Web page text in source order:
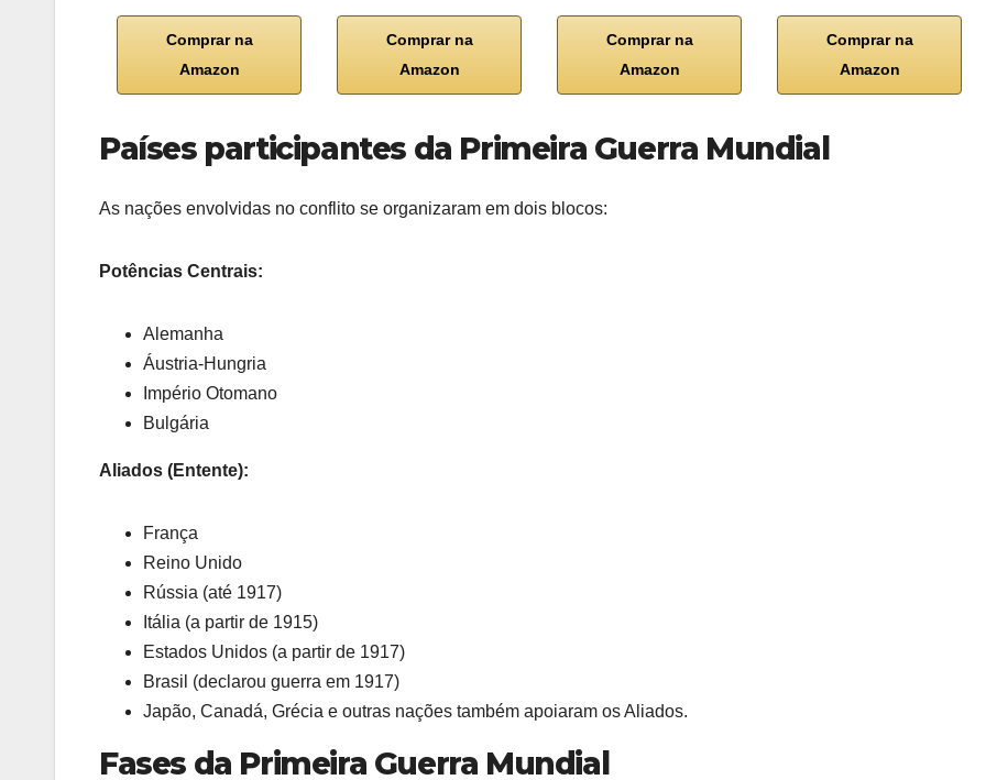
Comprar na
Amazon
Comprar na
Amazon
Comprar na
Amazon
Comprar na
Amazon
Países participantes da Primeira Guerra Mundial
As nações envolvidas no conflito se organizaram em dois blocos:
Potências Centrais:
Alemanha
Áustria-Hungria
Império Otomano
Bulgária
Aliados (Entente):
França
Reino Unido
Rússia (até 1917)
Itália (a partir de 1915)
Estados Unidos (a partir de 1917)
Brasil (declarou guerra em 1917)
Japão, Canadá, Grécia e outras nações também apoiaram os Aliados.
Fases da Primeira Guerra Mundial